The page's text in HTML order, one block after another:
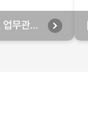
무관리,